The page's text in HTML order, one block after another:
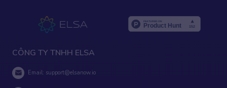
CÔNG TY TNHH ELSA
Email: support@elsanow.io